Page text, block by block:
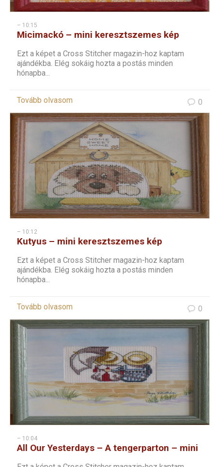
– 10:15
Micimackó – mini keresztszemes kép
Ezt a képet a Cross Stitcher magazin-hoz kaptam
ajándékba. Elég sokáig hozta a postás minden
hónapba...
Tovább olvasom 0
– 10:12
Kutyus – mini keresztszemes kép
Ezt a képet a Cross Stitcher magazin-hoz kaptam
ajándékba. Elég sokáig hozta a postás minden
hónapba...
Tovább olvasom 0
– 10:04
All Our Yesterdays – A tengerparton – mini